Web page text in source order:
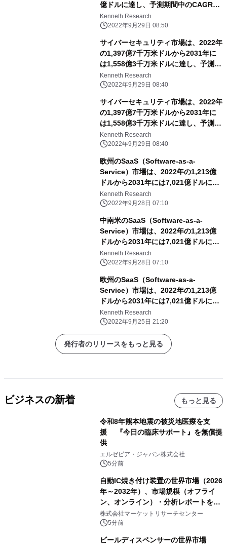
億ドルに達し、予測期間中のCAGRは
3.4%で推移
Kenneth Research
2022年9月29日 08:50
サイバーセキュリティ市場は、2022年
の1,397億7千万米ドルから2031年に
は1,558億3千万米ドルに達し、予測期
間中のCAGRは13.4％となる
Kenneth Research
2022年9月29日 08:40
サイバーセキュリティ市場は、2022年
の1,397億7千万米ドルから2031年に
は1,558億3千万米ドルに達し、予測期
間中のCAGRは13.4％となる
Kenneth Research
2022年9月29日 08:40
欧州のSaaS（Software-as-a-
Service）市場は、2022年の1,213億
ドルから2031年には7,021億ドルに達
し、予測期間中のCAGRは18.82%に達
すると予想。
Kenneth Research
2022年9月28日 07:10
中南米のSaaS（Software-as-a-
Service）市場は、2022年の1,213億
ドルから2031年には7,021億ドルに達
し、予測期間中のCAGRは18.82%に達
すると予測。
Kenneth Research
2022年9月28日 07:10
欧州のSaaS（Software-as-a-
Service）市場は、2022年の1,213億
ドルから2031年には7,021億ドルに達
し、予測期間中のCAGRは18.82%に達
すると予想。
Kenneth Research
2022年9月25日 21:20
発行者のリリースをもっと見る
ビジネスの新着 もっと見る
令和8年熊本地震の被災地医療を支
援 『今日の臨床サポート』を無償提
供
エルゼビア・ジャパン株式会社
5分前
自動IC焼き付け装置の世界市場（2026
年～2032年）、市場規模（オフライ
ン、オンライン）・分析レポートを発
表
株式会社マーケットリサーチセンター
5分前
ビールディスペンサーの世界市場